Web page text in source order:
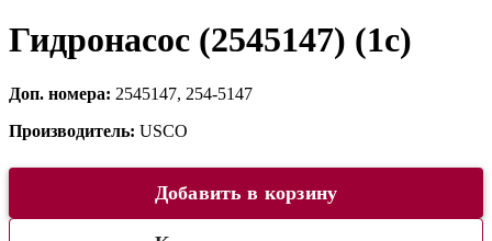
Гидронасос (2545147) (1c)
Доп. номера: 2545147, 254-5147
Производитель: USCO
Добавить в корзину